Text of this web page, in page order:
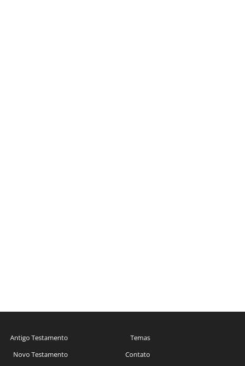
Antigo Testamento
Novo Testamento
Temas
Contato